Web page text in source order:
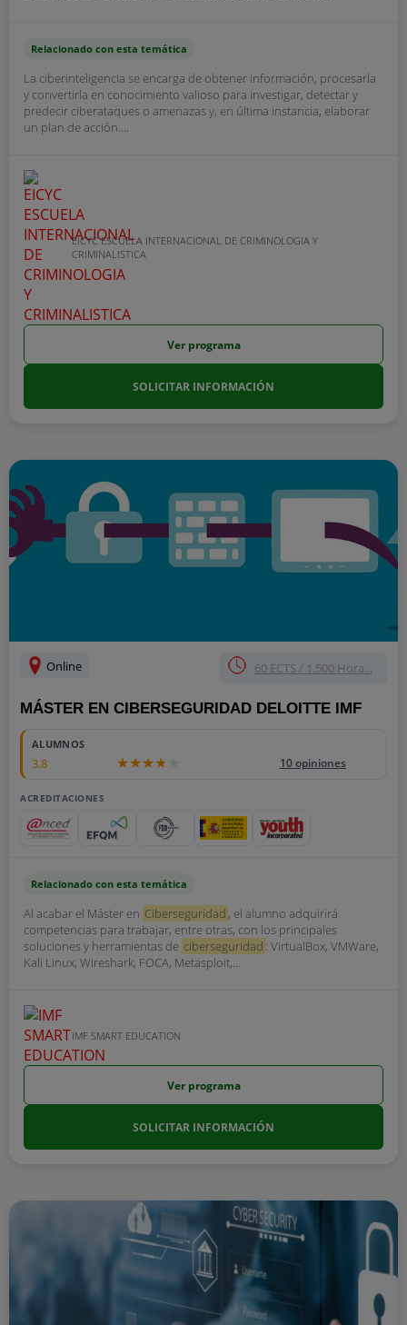
Relacionado con esta temática
La ciberinteligencia se encarga de obtener información, procesarla
y convertirla en conocimiento valioso para investigar, detectar y
predecir ciberataques o amenazas y, en última instancia, elaborar
un plan de acción....
EICYC ESCUELA INTERNACIONAL DE CRIMINOLOGIA Y
CRIMINALISTICA
Ver programa
SOLICITAR INFORMACIÓN
Online 60 ECTS / 1.500 Hora...
MÁSTER EN CIBERSEGURIDAD DELOITTE IMF
ALUMNOS
3.8 10 opiniones
ACREDITACIONES
Relacionado con esta temática
Al acabar el Máster en Ciberseguridad , el alumno adquirirá
competencias para trabajar, entre otras, con los principales
soluciones y herramientas de ciberseguridad : VirtualBox, VMWare,
Kali Linux, Wireshark, FOCA, Metasploit,...
IMF SMART EDUCATION
Ver programa
SOLICITAR INFORMACIÓN